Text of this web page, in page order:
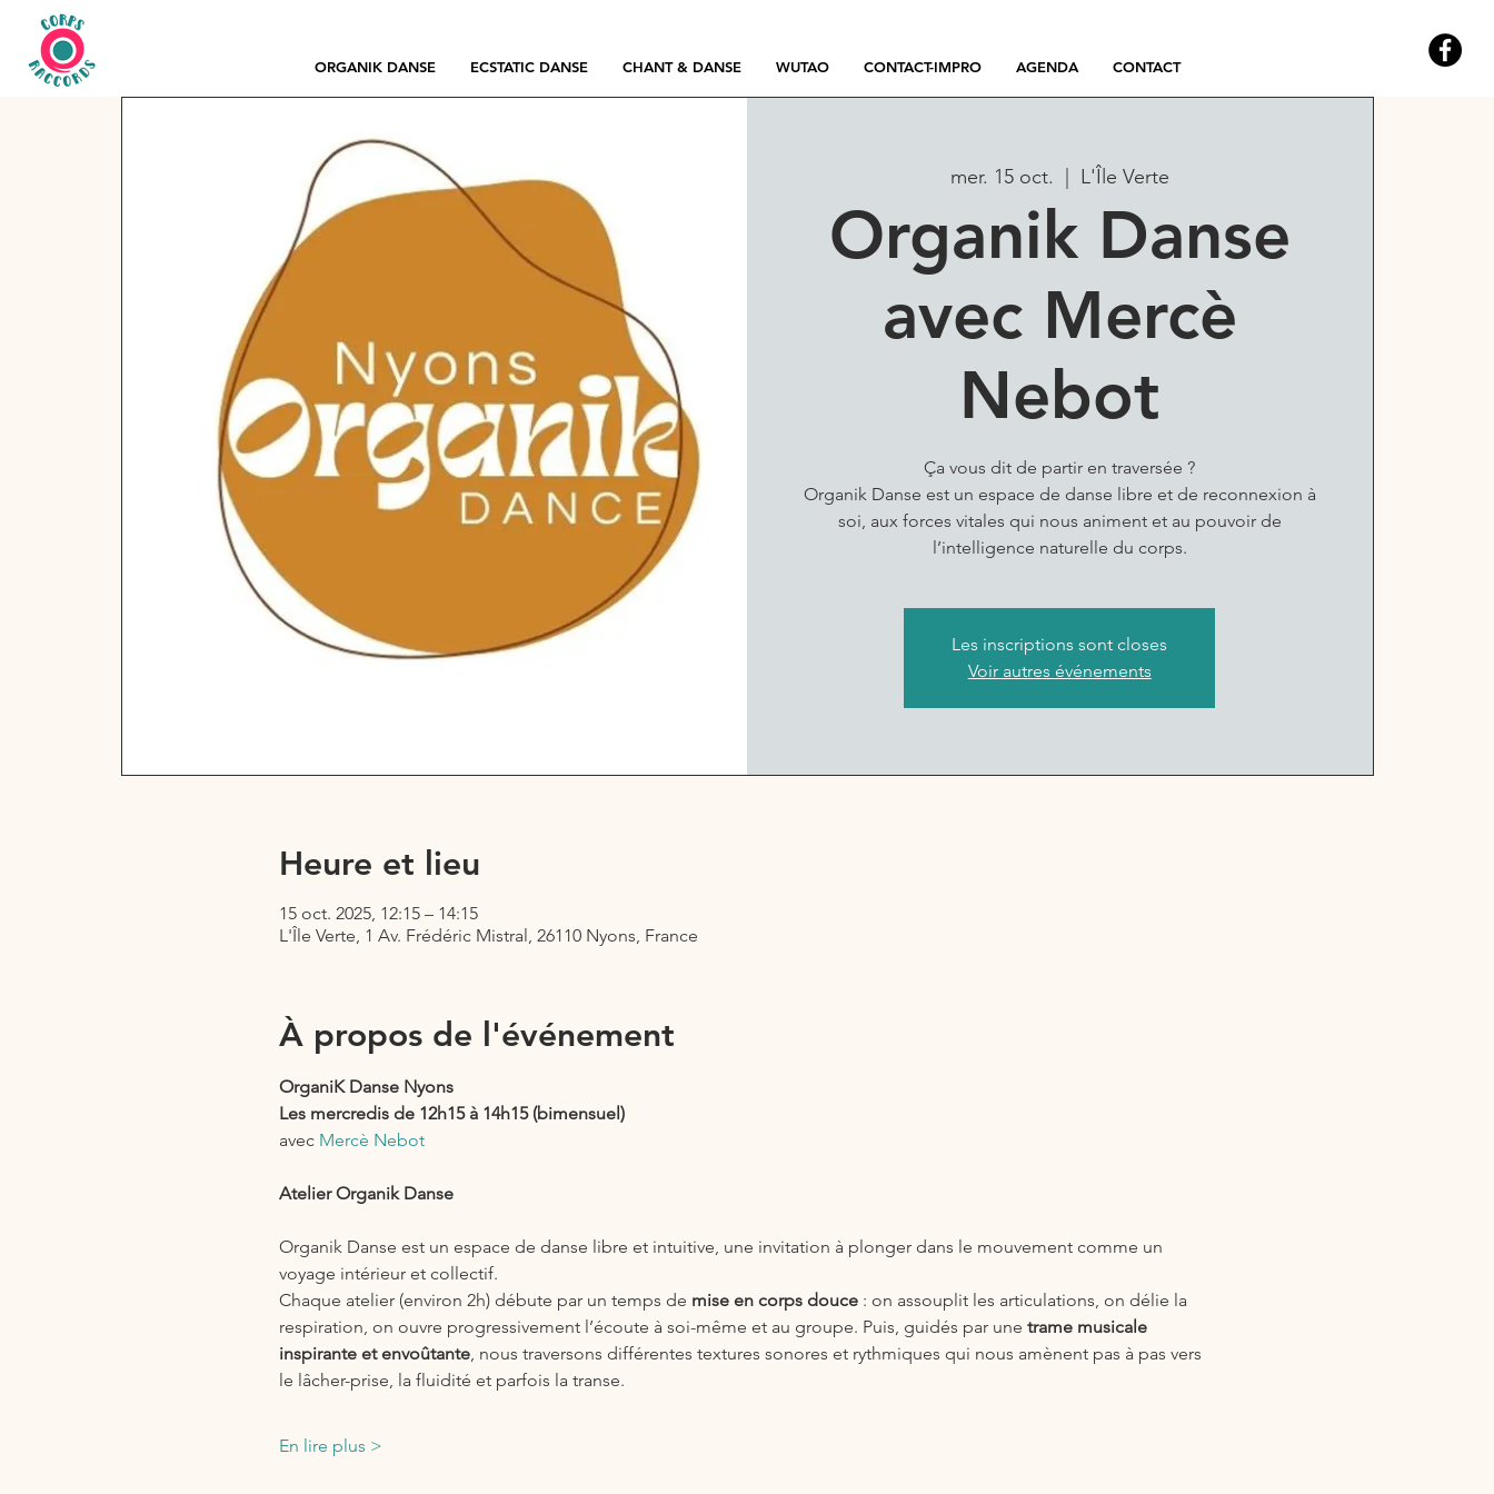
ORGANIK DANSE ECSTATIC DANSE CHANT & DANSE WUTAO CONTACT-IMPRO AGENDA CONTACT
mer. 15 oct. L'Île Verte
Organik Danse
avec Mercè
Nebot
Ça vous dit de partir en traversée ?
Organik Danse est un espace de danse libre et de reconnexion à
soi, aux forces vitales qui nous animent et au pouvoir de
l’intelligence naturelle du corps.
Les inscriptions sont closes
Voir autres événements
Heure et lieu
15 oct. 2025, 12:15 – 14:15
L'Île Verte, 1 Av. Frédéric Mistral, 26110 Nyons, France
À propos de l'événement
OrganiK Danse Nyons
Les mercredis de 12h15 à 14h15 (bimensuel)
avec Mercè Nebot
Atelier Organik Danse
Organik Danse est un espace de danse libre et intuitive, une invitation à plonger dans le mouvement comme un
voyage intérieur et collectif.
Chaque atelier (environ 2h) débute par un temps de mise en corps douce : on assouplit les articulations, on délie la
respiration, on ouvre progressivement l’écoute à soi-même et au groupe. Puis, guidés par une trame musicale
inspirante et envoûtante, nous traversons différentes textures sonores et rythmiques qui nous amènent pas à pas vers
le lâcher-prise, la fluidité et parfois la transe.
En lire plus >